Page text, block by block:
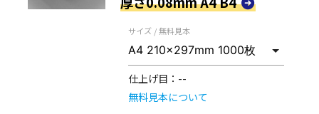
サイズ / 無料見本
仕上げ目： --
無料見本について